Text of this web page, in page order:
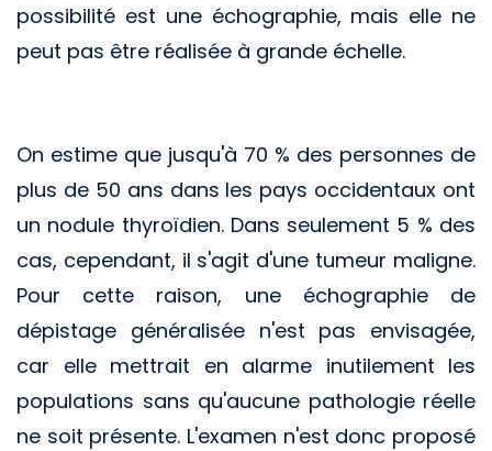
possibilité est une échographie, mais elle ne
peut pas être réalisée à grande échelle.
On estime que jusqu'à 70 % des personnes de
plus de 50 ans dans les pays occidentaux ont
un nodule thyroïdien. Dans seulement 5 % des
cas, cependant, il s'agit d'une tumeur maligne.
Pour cette raison, une échographie de
dépistage généralisée n'est pas envisagée,
car elle mettrait en alarme inutilement les
populations sans qu'aucune pathologie réelle
ne soit présente. L'examen n'est donc proposé